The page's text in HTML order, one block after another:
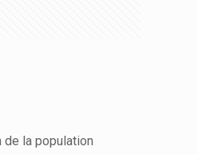
la population